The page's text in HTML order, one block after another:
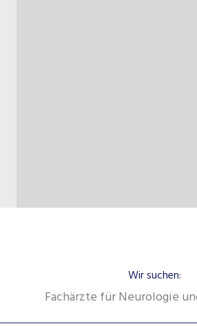
Wir suchen:
Fachärzte für Neurologie